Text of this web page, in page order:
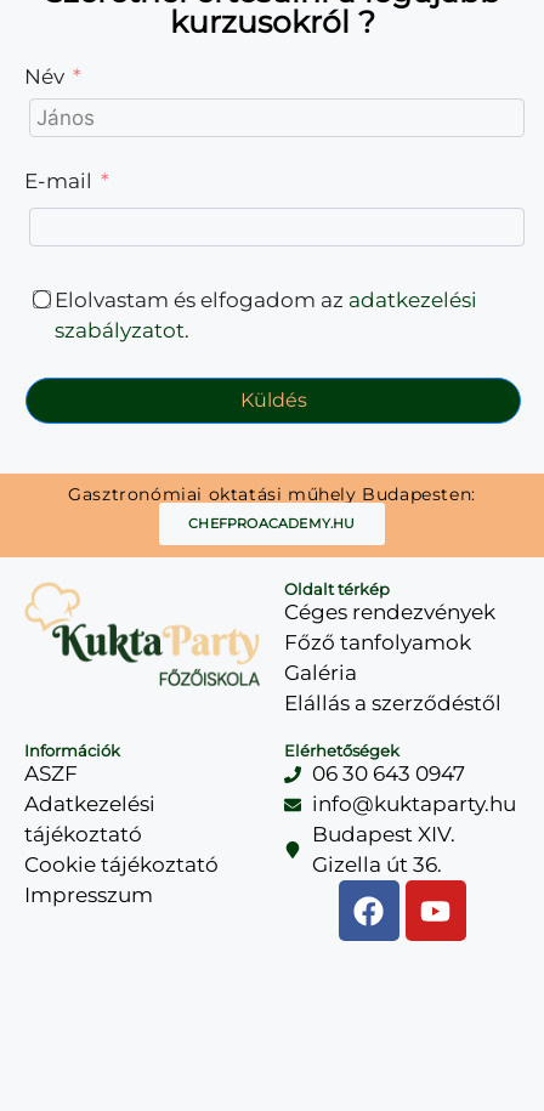
kurzusokról ?
Név
E-mail
Elolvastam és elfogadom az adatkezelési
szabályzatot.
Küldés
Gasztronómiai oktatási műhely Budapesten:
CHEFPROACADEMY.HU
Oldalt térkép
Céges rendezvények
Főző tanfolyamok
Galéria
Elállás a szerződéstől
Információk
ASZF
Adatkezelési
tájékoztató
Cookie tájékoztató
Impresszum
Elérhetőségek
06 30 643 0947
info@kuktaparty.hu
Budapest XIV.
Gizella út 36.